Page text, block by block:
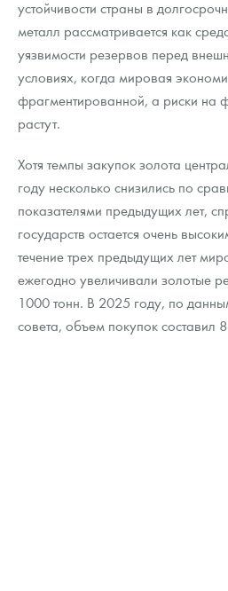
устойчивости страны в
металл рассматривается как
уязвимости резервов перед
условиях, когда мировая
фрагментированной, а риски на
растут.
Хотя темпы закупок золота
году несколько снизились по
показателями предыдущих лет,
государств остается очень
течение трех предыдущих лет
ежегодно увеличивали золотые
1000 тонн. В 2025 году, по
совета, объем покупок составил